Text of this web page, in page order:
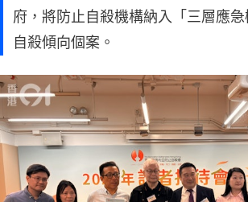
府，將防止自殺機構納入「三層應
自殺傾向個案。